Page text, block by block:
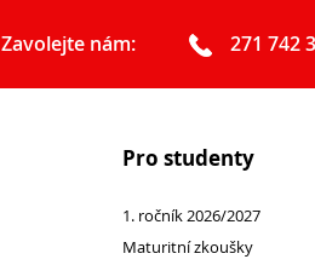
Zavolejte nám: 271 742
Pro studenty
1. ročník 2026/2027
Maturitní zkoušky